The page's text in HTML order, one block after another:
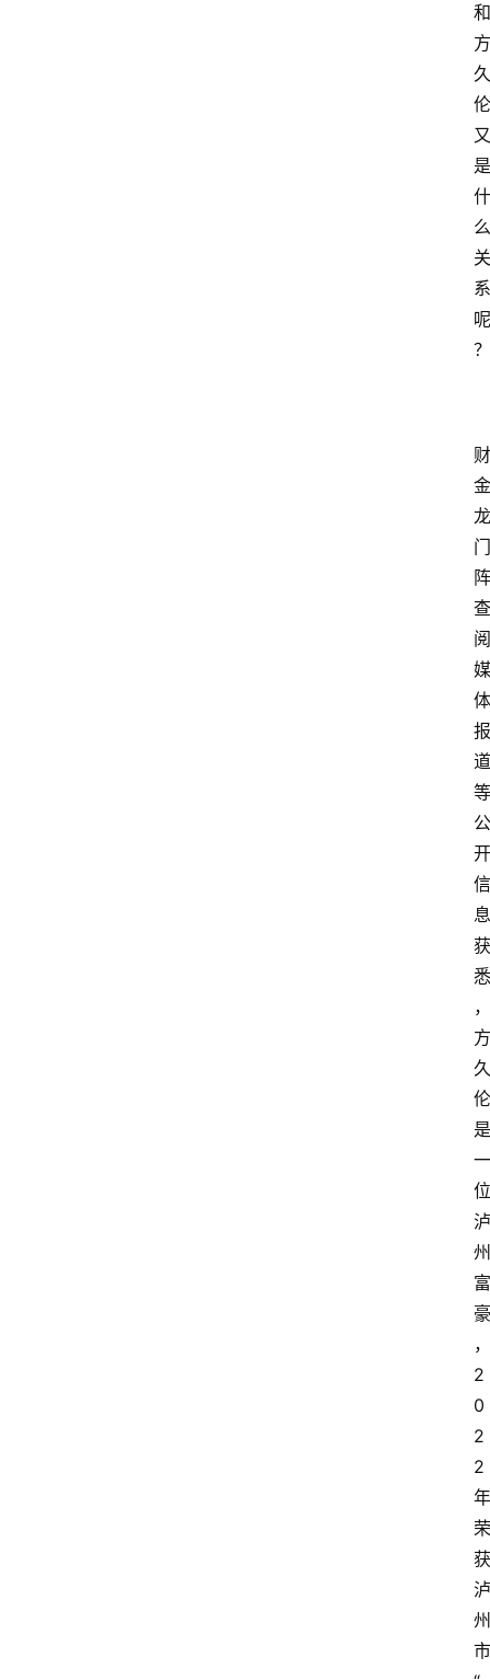
和
方
久
伦
又
是
什
么
关
系
呢
？
财
金
龙
门
阵
查
阅
媒
体
报
道
等
公
开
信
息
获
悉
，
方
久
伦
是
一
位
泸
州
富
豪
，
2
0
2
2
年
荣
获
泸
州
市